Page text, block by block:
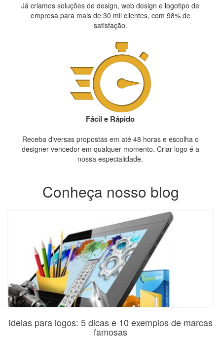
Já criamos soluções de design, web design e logotipo de
empresa para mais de 30 mil clientes, com 98% de
satisfação.
Fácil e Rápido
Receba diversas propostas em até 48 horas e escolha o
designer vencedor em qualquer momento. Criar logo é a
nossa especialidade.
Conheça nosso blog
Ideias para logos: 5 dicas e 10 exemplos de marcas
famosas